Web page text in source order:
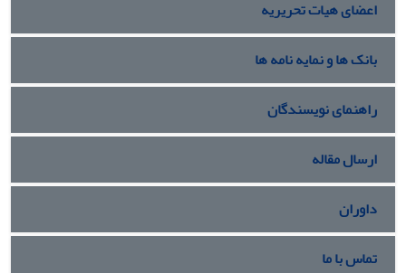
اعضای هیات تحریریه
بانک ها و نمایه نامه ها
راهنمای نویسندگان
ارسال مقاله
داوران
تماس با ما